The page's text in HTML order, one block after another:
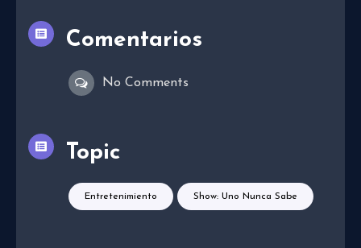
Comentarios
No Comments
Topic
Entretenimiento Show: Uno Nunca Sabe